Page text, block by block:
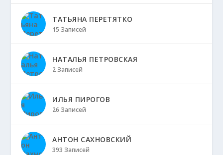
ТАТЬЯНА ПЕРЕТЯТКО
15 Записей
НАТАЛЬЯ ПЕТРОВСКАЯ
2 Записей
ИЛЬЯ ПИРОГОВ
26 Записей
АНТОН САХНОВСКИЙ
393 Записей